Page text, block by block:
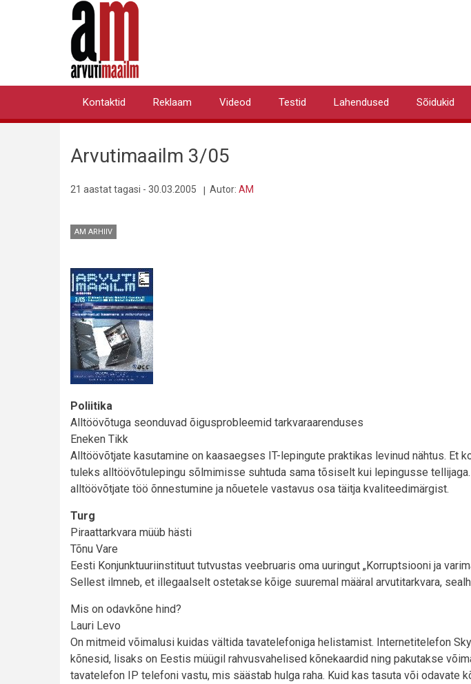
Primary
Kontaktid Reklaam Videod Testid Lahendused Sõidukid
Arvutimaailm 3/05
21 aastat tagasi - 30.03.2005 Autor: AM
AM ARHIIV
Pilt
Poliitika
Alltöövõtuga seonduvad õigusprobleemid tarkvaraarenduses
Eneken Tikk
Alltöövõtjate kasutamine on kaasaegses IT-lepingute praktikas levinud nähtus. Et
tuleks alltöövõtulepingu sõlmimisse suhtuda sama tõsiselt kui lepingusse
alltöövõtjate töö õnnestumine ja nõuetele vastavus osa täitja kvaliteedimärgist.
Turg
Piraattarkvara müüb hästi
Tõnu Vare
Eesti Konjunktuuriinstituut tutvustas veebruaris oma uuringut „Korruptsiooni ja
Sellest ilmneb, et illegaalselt ostetakse kõige suuremal määral arvutitarkvara,
Mis on odavkõne hind?
Lauri Levo
On mitmeid võimalusi kuidas vältida tavatelefoniga helistamist. Internetitelefon
kõnesid, lisaks on Eestis müügil rahvusvahelised kõnekaardid ning pakutakse
tavatelefon IP telefoni vastu, mis säästab hulga raha. Kuid kas tasuta või odavate